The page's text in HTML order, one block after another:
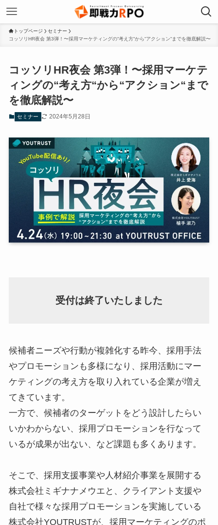
トップページ
セミナー
コッソリHR夜会 第3弾！〜採用マーケティングの“考え方“から“アクション“までを徹底解説〜
コッソリHR夜会 第3弾！〜採用マーケテ
ィングの“考え方“から“アクション“まで
を徹底解説〜
セミナー 2024年5月28日
受付は終了いたしました
候補者ニーズや行動が複雑化する昨今、採用手法
やプロモーションも多様になり、採用活動にマー
ケティングの考え方を取り入れている企業が増え
てきています。
一方で、候補者のターゲットをどう設計したらい
いかわからない、採用プロモーションを行なって
いるが成果が出ない、など課題も多くあります。
そこで、採用支援事業や人材紹介事業を展開する
株式会社ミギナナメウエと、クライアント支援や
自社で様々な採用プロモーションを実施している
株式会社YOUTRUSTが、採用マーケティングのポ